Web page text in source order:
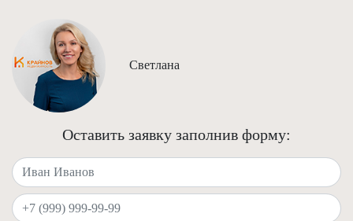
Светлана
Оставить заявку заполнив форму:
Ваше имя
Ваш телефон